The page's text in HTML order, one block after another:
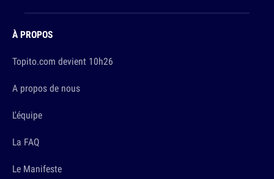
À PROPOS
Topito.com devient 10h26
A propos de nous
L'équipe
La FAQ
Le Manifeste